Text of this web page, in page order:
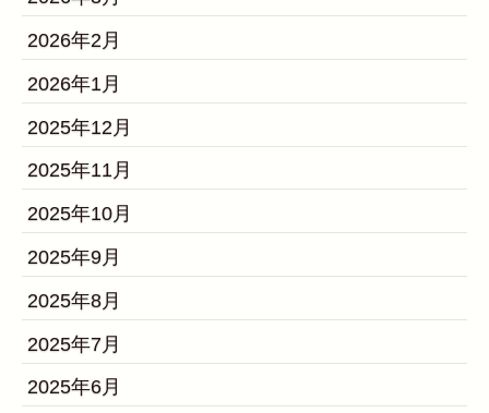
2026年2月
2026年1月
2025年12月
2025年11月
2025年10月
2025年9月
2025年8月
2025年7月
2025年6月